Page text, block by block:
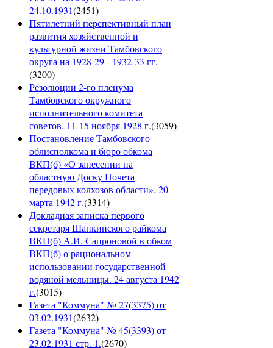
24.10.1931(2451)
Пятилетний перспективный план
развития хозяйственной и
культурной жизни Тамбовского
округа на 1928-29 - 1932-33 гг.
(3200)
Резолюции 2-го пленума
Тамбовского окружного
исполнительного комитета
советов. 11-15 ноября 1928 г.(3059)
Постановление Тамбовского
облисполкома и бюро обкома
ВКП(б) «О занесении на
областную Доску Почета
передовых колхозов области». 20
марта 1942 г.(3314)
Докладная записка первого
секретаря Шапкинского райкома
ВКП(б) А.И. Сапроновой в обком
ВКП(б) о рациональном
использовании государственной
водяной мельницы. 24 августа 1942
г.(3015)
Газета "Коммуна" № 27(3375) от
03.02.1931(2632)
Газета "Коммуна" № 45(3393) от
23.02.1931 стр. 1.(2670)